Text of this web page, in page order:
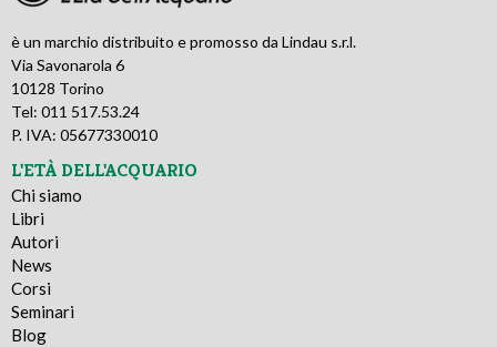
è un marchio distribuito e promosso da Lindau s.r.l.
Via Savonarola 6
10128 Torino
Tel: 011 517.53.24
P. IVA: 05677330010
L'ETÀ DELL'ACQUARIO
Chi siamo
Libri
Autori
News
Corsi
Seminari
Blog